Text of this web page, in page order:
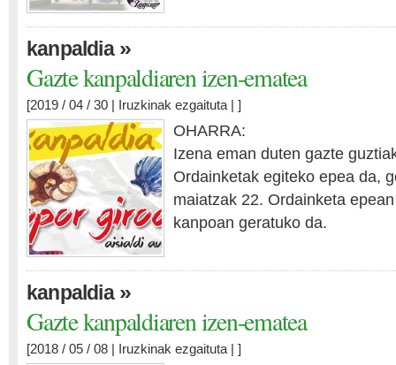
kanpaldia»
Gazte kanpaldiaren izen-ematea
[2019 / 04 / 30 | Iruzkinak ezgaituta | ]
OHARRA:
Izena eman duten gazte
Ordainketak egiteko epea da,
maiatzak 22. Ordainketa
kanpoan geratuko da.
kanpaldia»
Gazte kanpaldiaren izen-ematea
[2018 / 05 / 08 | Iruzkinak ezgaituta | ]